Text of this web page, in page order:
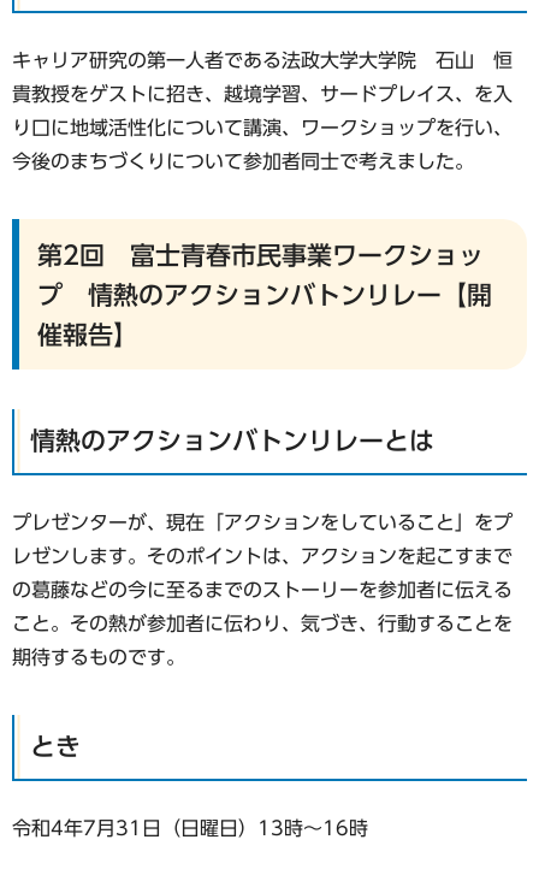
キャリア研究の第一人者である法政大学大学院 石山 恒
貴教授をゲストに招き、越境学習、サードプレイス、を入
り口に地域活性化について講演、ワークショップを行い、
今後のまちづくりについて参加者同士で考えました。
第2回 富士青春市民事業ワークショッ
プ 情熱のアクションバトンリレー【開
催報告】
情熱のアクションバトンリレーとは
プレゼンターが、現在「アクションをしていること」をプ
レゼンします。そのポイントは、アクションを起こすまで
の葛藤などの今に至るまでのストーリーを参加者に伝える
こと。その熱が参加者に伝わり、気づき、行動することを
期待するものです。
とき
令和4年7月31日（日曜日）13時～16時